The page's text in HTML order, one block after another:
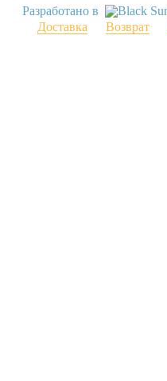
Разработано в
Доставка
Возврат